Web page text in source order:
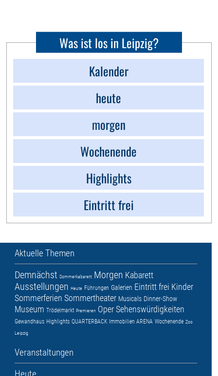
Was ist los in Leipzig?
Kalender
heute
morgen
Wochenende
Highlights
Eintritt frei
Aktuelle Themen
Demnächst Sommerkabarett Morgen Kabarett
Ausstellungen Heute Führungen Galerien Eintritt frei Kinder
Sommerferien Sommertheater Musicals Dinner-Show
Museum Trödelmarkt Premieren OperSehenswürdigkeiten
Gewandhaus Highlights QUARTERBACK Immobilien ARENA Wochenende Zoo
Leipzig
Veranstaltungen